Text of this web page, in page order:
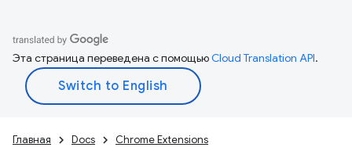
Эта страница переведена с помощьюCloud Translation API.
Главная Docs
Chrome Extensions